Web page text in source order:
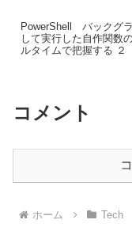
PowerShell バックグ
して実行した自作関数
ルタイムで把握する ２
コメント
ホーム Tech